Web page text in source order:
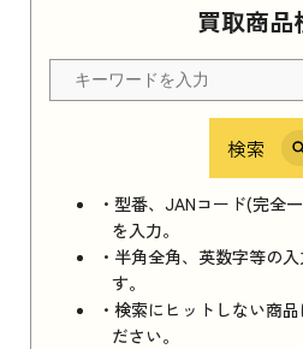
買取商品
検索
・型番、JANコード(完全
を入力。
・半角全角、英数字等の
す。
・検索にヒットしない商
ださい。
Apple Watch Series 11
ちら
iPhone 16e シリーズ
iPhone 16e シリーズ
ら
iPad 11インチ 2025年